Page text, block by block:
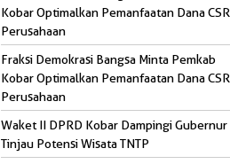
Kobar Optimalkan Pemanfaatan Dana CSR
Perusahaan
Fraksi Demokrasi Bangsa Minta Pemkab
Kobar Optimalkan Pemanfaatan Dana CSR
Perusahaan
Waket II DPRD Kobar Dampingi Gubernur
Tinjau Potensi Wisata TNTP